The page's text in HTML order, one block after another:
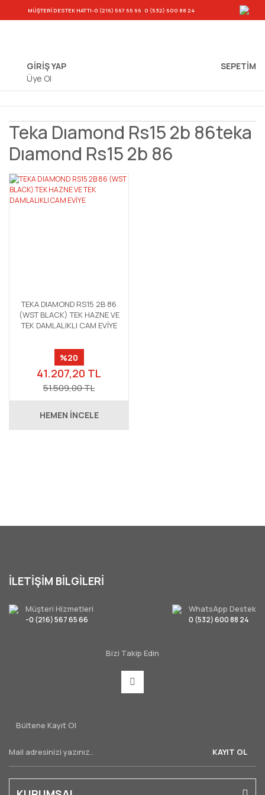
MÜŞTERİ DESTEK HATTI-0 (216) 567 65 66-0 (532) 600 88 24
GİRİŞ YAP
Üye Ol
SEPETIM
Teka Dıamond Rs15 2b 86teka
Dıamond Rs15 2b 86
TEKA DIAMOND RS15 2B 86
(WST BLACK) TEK HAZNE VE
TEK DAMLALIKLI CAM EVİYE
%20
41.207,20 TL
51.509,00 TL
HEMEN İNCELE
İLETİŞİM BİLGİLERİ
Müşteri Hizmetleri
-0 (216) 567 65 66
WhatsApp Destek
0 (532) 600 88 24
Bizi Takip Edin
Bültene Kayıt Ol
KAYIT OL